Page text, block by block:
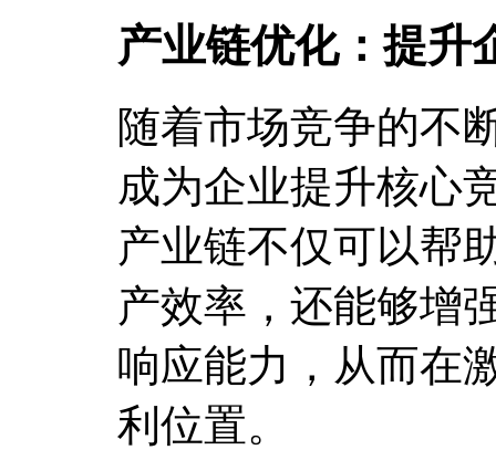
产业链优化：提升
随着市场竞争的不
成为企业提升核心
产业链不仅可以帮
产效率，还能够增
响应能力，从而在
利位置。